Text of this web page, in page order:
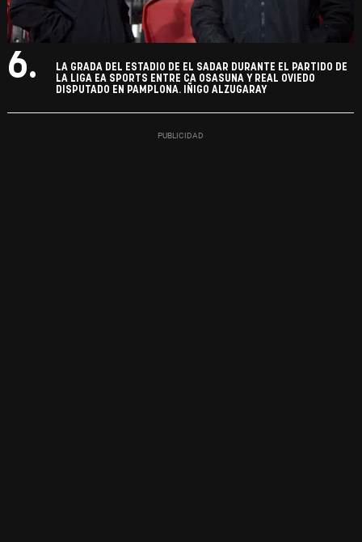
6.
LA GRADA DEL ESTADIO DE EL SADAR DURANTE EL PARTIDO DE
LA LIGA EA SPORTS ENTRE CA OSASUNA Y REAL OVIEDO
DISPUTADO EN PAMPLONA. IÑIGO ALZUGARAY